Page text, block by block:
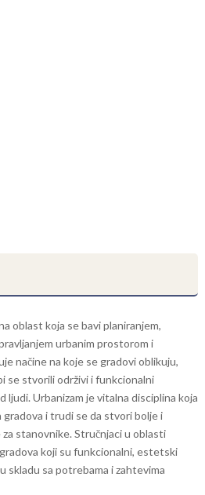
oblast koja se bavi planiranjem,
urbanim prostorom i
načine na koje se gradovi oblikuju,
se stvorili održivi i funkcionalni
ljudi. Urbanizam je vitalna disciplina koja
gradova i trudi se da stvori bolje i
stanovnike. Stručnjaci u oblasti
koji su funkcionalni, estetski
skladu sa potrebama i zahtevima